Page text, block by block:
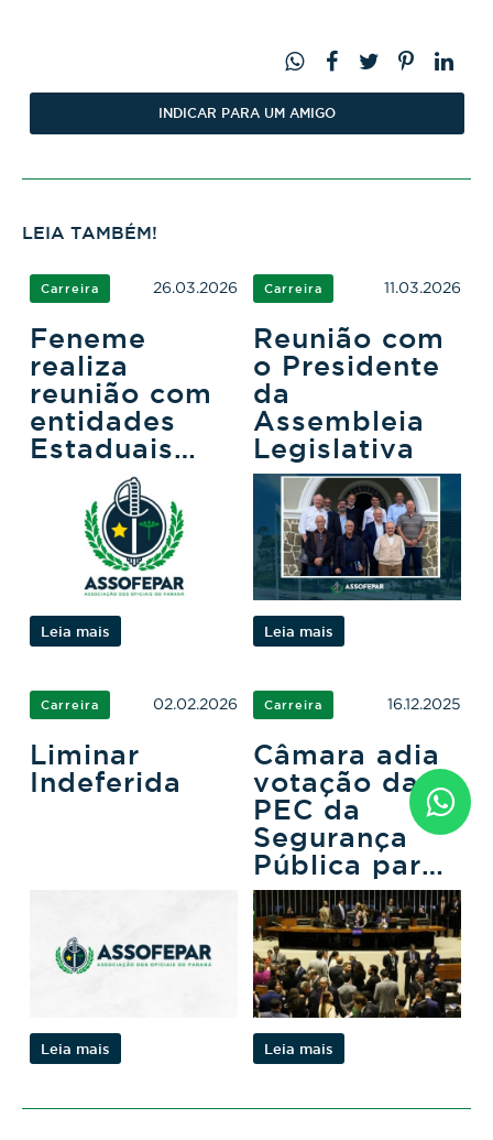
INDICAR PARA UM AMIGO
LEIA TAMBÉM!
Carreira 26.03.2026
Feneme
realiza
reunião com
entidades
Estaduais
para tratar de
eleições e
proposta
legislativa
Leia mais
Carreira 11.03.2026
Reunião com
o Presidente
da
Assembleia
Legislativa
Leia mais
Carreira 02.02.2026
Liminar
Indeferida
Leia mais
Carreira 16.12.2025
Câmara adia
votação da
PEC da
Segurança
Pública para
ano que vem
Leia mais